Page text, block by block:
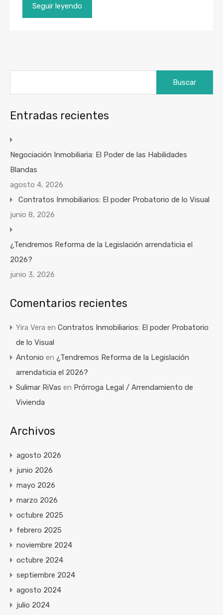
Seguir leyendo
Entradas recientes
Negociación Inmobiliaria: El Poder de las Habilidades
Blandas
agosto 4, 2026
Contratos Inmobiliarios: El poder Probatorio de lo Visual
junio 8, 2026
¿Tendremos Reforma de la Legislación arrendaticia el
2026?
junio 3, 2026
Comentarios recientes
Yira Vera en Contratos Inmobiliarios: El poder Probatorio
de lo Visual
Antonio en ¿Tendremos Reforma de la Legislación
arrendaticia el 2026?
Sulimar RiVas en Prórroga Legal / Arrendamiento de
Vivienda
Archivos
agosto 2026
junio 2026
mayo 2026
marzo 2026
octubre 2025
febrero 2025
noviembre 2024
octubre 2024
septiembre 2024
agosto 2024
julio 2024